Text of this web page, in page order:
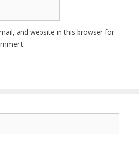
and website in this browser for